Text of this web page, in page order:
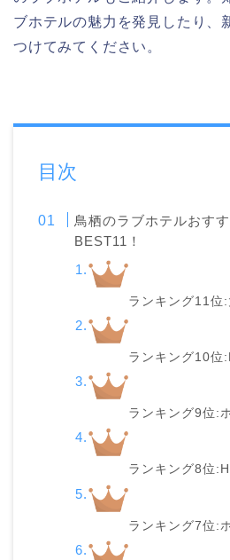
ブホテルの魅力を発見したり、
つけてみてください。
目次
鳥栖のラブホテルおす
BEST11！
ランキング11位
ランキング10位
ランキング9位:
ランキング8位
ランキング7位: